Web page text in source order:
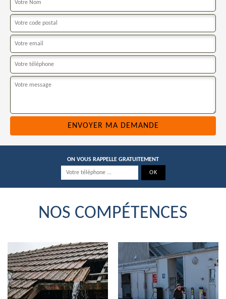
ON VOUS RAPPELLE GRATUITEMENT
NOS COMPÉTENCES